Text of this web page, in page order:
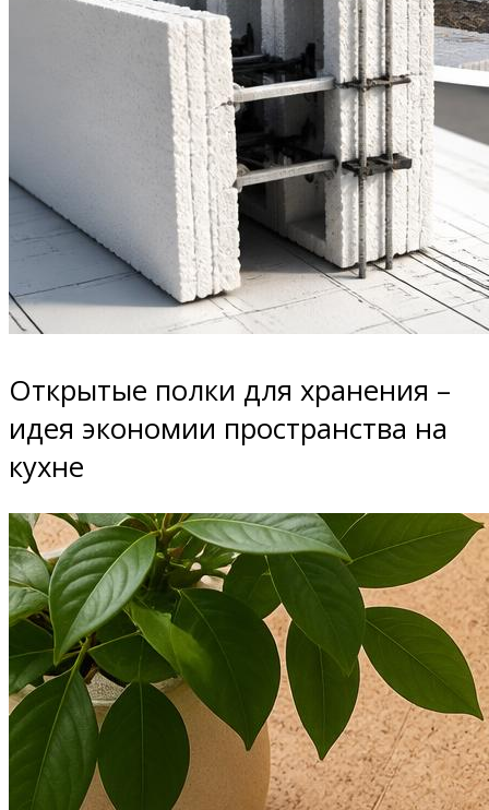
Открытые полки для хранения –
идея экономии пространства на
кухне